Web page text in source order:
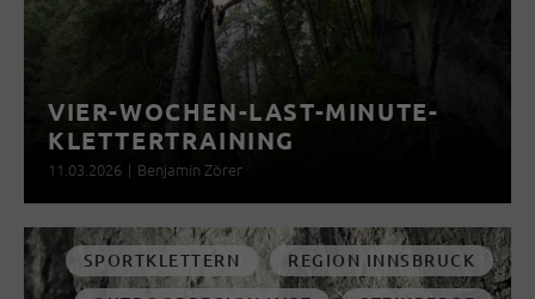
VIER-WOCHEN-LAST-MINUTE-
KLETTERTRAINING
11.03.2026 | Benjamin Zörer
SPORTKLETTERN
REGION INNSBRUCK